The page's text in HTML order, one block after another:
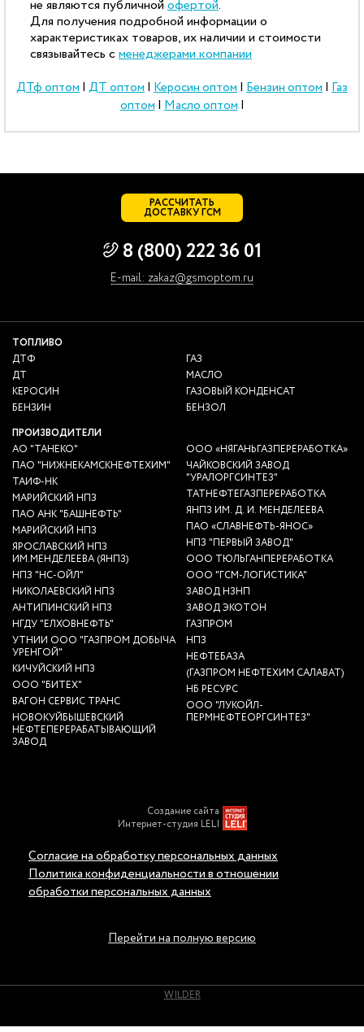
не являются публичной офертой.
Для получения подробной информации о
характеристиках товаров, их наличии и стоимости
связывайтесь сменеджерами компании
ДТф оптом| ДТ оптом| Керосин оптом| Бензин оптом| Газ
оптом|Масло оптом|
РАССЧИТАТЬ
ДОСТАВКУ ГСМ
8 (800) 222 36 01
E-mail: zakaz@gsmoptom.ru
ТОПЛИВО
ДТФ
ДТ
КЕРОСИН
БЕНЗИН
ГАЗ
МАСЛО
ГАЗОВЫЙ КОНДЕНСАТ
БЕНЗОЛ
ПРОИЗВОДИТЕЛИ
АО "ТАНЕКО"
ПАО "НИЖНЕКАМСКНЕФТЕХИМ"
ТАИФ-НК
МАРИЙСКИЙ НПЗ
ПАО АНК "БАШНЕФТЬ"
МАРИЙСКИЙ НПЗ
ЯРОСЛАВСКИЙ НПЗ
ИМ.МЕНДЕЛЕЕВА (ЯНПЗ)
НПЗ "НС-ОЙЛ"
НИКОЛАЕВСКИЙ НПЗ
АНТИПИНСКИЙ НПЗ
НГДУ "ЕЛХОВНЕФТЬ"
УТНИИ ООО "ГАЗПРОМ ДОБЫЧА
УРЕНГОЙ"
КИЧУЙСКИЙ НПЗ
ООО "БИТЕХ"
ВАГОН СЕРВИС ТРАНС
НОВОКУЙБЫШЕВСКИЙ
НЕФТЕПЕРЕРАБАТЫВАЮЩИЙ
ЗАВОД
ООО «НЯГАНЬГАЗПЕРЕРАБОТКА»
ЧАЙКОВСКИЙ ЗАВОД
"УРАЛОРГСИНТЕЗ"
ТАТНЕФТЕГАЗПЕРЕРАБОТКА
ЯНПЗ ИМ. Д. И. МЕНДЕЛЕЕВА
ПАО «СЛАВНЕФТЬ-ЯНОС»
НПЗ "ПЕРВЫЙ ЗАВОД"
ООО ТЮЛЬГАНПЕРЕРАБОТКА
ООО "ГСМ-ЛОГИСТИКА"
ЗАВОД НЗНП
ЗАВОД ЭКОТОН
ГАЗПРОМ
НПЗ
НЕФТЕБАЗА
(ГАЗПРОМ НЕФТЕХИМ САЛАВАТ)
НБ РЕСУРС
ООО "ЛУКОЙЛ-
ПЕРМНЕФТЕОРГСИНТЕЗ"
Создание сайта
Интернет-студия LELI
Согласие на обработку персональных данных
Политика конфиденциальности в отношении
обработки персональных данных
Перейти на полную версию
WILDER
Мы используем cookie для улучшения работы сайта и удобства